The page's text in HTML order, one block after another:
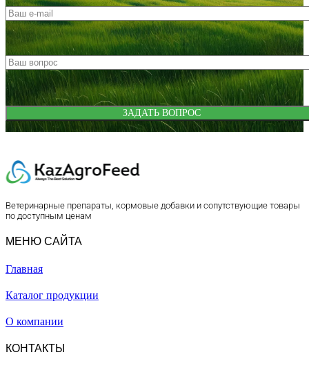
Ветеринарные препараты, кормовые добавки и сопутствующие товары
по доступным ценам
МЕНЮ САЙТА
Главная
Каталог продукции
О компании
КОНТАКТЫ